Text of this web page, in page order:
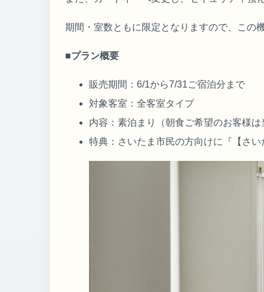
期間・室数ともに限定となりますので、この
■プラン概要
販売期間：6/1から7/31ご宿泊分まで
対象客室：全客室タイプ
内容：素泊まり（朝食ご希望のお客様
特典：さいたま市民の方向けに『【さ